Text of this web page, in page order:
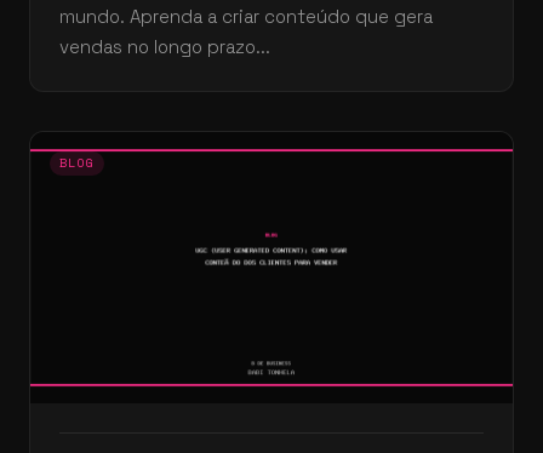
mundo. Aprenda a criar conteúdo que gera
vendas no longo prazo...
BLOG